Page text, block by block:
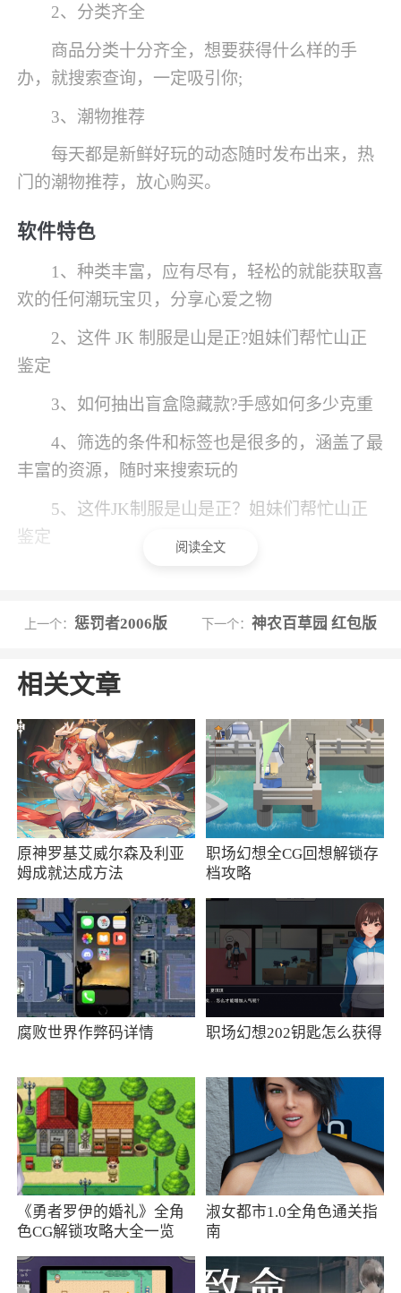
2、分类齐全
商品分类十分齐全，想要获得什么样的手
办，就搜索查询，一定吸引你;
3、潮物推荐
每天都是新鲜好玩的动态随时发布出来，热
门的潮物推荐，放心购买。
软件特色
1、种类丰富，应有尽有，轻松的就能获取喜
欢的任何潮玩宝贝，分享心爱之物
2、这件 JK 制服是山是正?姐妹们帮忙山正
鉴定
3、如何抽出盲盒隐藏款?手感如何多少克重
4、筛选的条件和标签也是很多的，涵盖了最
丰富的资源，随时来搜索玩的
5、这件JK制服是山是正？姐妹们帮忙山正
鉴定
1、千岛，潮玩族。《千岛》是一款专门为潮
内，汇聚了超多的潮流爱好者们。你可以在这
多的爱好者。软件内拥有着超多的兴趣社区，盲
盒、JK、AJ、潮流服饰等等各种潮流单品等你来
交流
2、千岛app专注于潮流玩具，盲盒手办，更
有cosplay，jk制服等等爱好者社区，专注于年轻
人喜爱的文化，给你一个热闹好玩的同龄人圈
子，支持二手交易，一起收藏分享，下载千岛app
试一试吧
3、千岛是一款海量潮玩内容的平台，不仅提
供盲盒、扭蛋、cosplay等内容，同时还能自由的
交流探讨自己的爱好.结交各种志同道合的朋友，
4、千岛app是一款手办潮玩交易平台，千岛
app里汇聚了诸多模型、潮玩、手办、雕塑等，千
岛app支持线上鉴定、交易，正品保证
更新日志
寄售啦
阅读全文
上一个： 惩罚者2006版 下一个：神农百草园 红包版
相关文章
原神罗基艾威尔森及利亚
姆成就达成方法
职场幻想全CG回想解锁存
档攻略
腐败世界作弊码详情 职场幻想202钥匙怎么获得
《勇者罗伊的婚礼》全角
色CG解锁攻略大全一览
淑女都市1.0全角色通关指
南